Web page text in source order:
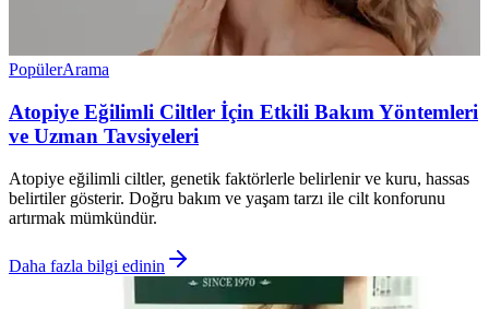
PopülerArama
Atopiye Eğilimli Ciltler İçin Etkili Bakım Yöntemleri
ve Uzman Tavsiyeleri
Atopiye eğilimli ciltler, genetik faktörlerle belirlenir ve kuru, hassas
belirtiler gösterir. Doğru bakım ve yaşam tarzı ile cilt konforunu
artırmak mümkündür.
Daha fazla bilgi edinin